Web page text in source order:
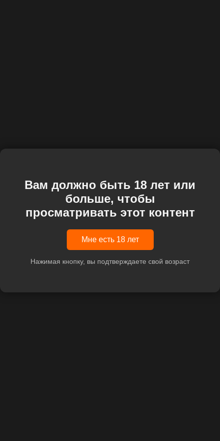
Вам должно быть 18 лет или
больше, чтобы
просматривать этот контент
Мне есть 18 лет
Нажимая кнопку, вы подтверждаете свой возраст